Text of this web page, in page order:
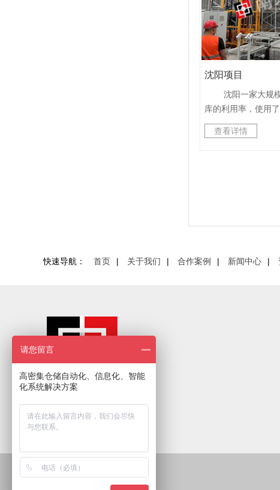
精准高速的特点；
件经过精确选型确
用我公司开发的新
统， 和系统WMS
能强大，监控界面
4. 库区灵活转移，
化。该企业后期将
巨大发展潜力，也
产品，精品工程的
沈阳项目
沈阳一家大规模
库的利用率，使用
集存储系统。我司
车，控制系统，调
查看详情
快速导航： 首页 | 关于我们 | 合作案例 | 新闻中心 |
请您留言
高密集仓储自动化、信息化、智能
化系统解决方案